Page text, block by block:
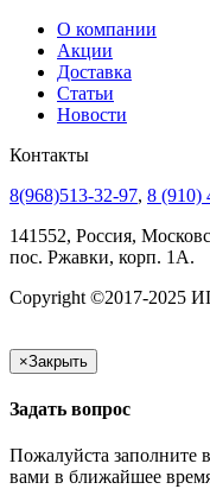
О компании
Акции
Доставка
Статьи
Новости
Контакты
8(968)513-32-97, 8 (910)
141552, Россия,
пос. Ржавки, корп. 1А.
Copyright ©2017-2025
×Закрыть
Задать вопрос
Пожалуйста заполните
вами в ближайшее